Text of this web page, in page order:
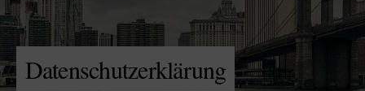
Datenschutzerklärung